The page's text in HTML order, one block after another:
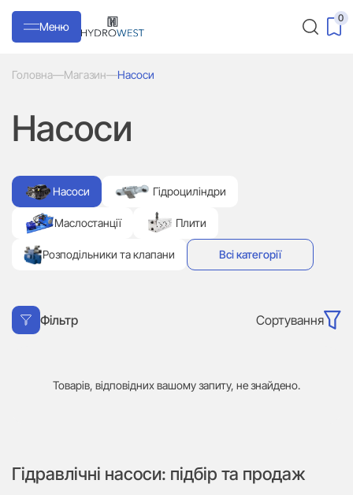
Меню
0
Головна—Магазин—Насоси
Насоси
Гідроциліндри
Маслостанції
Насоси
Плити
Розподільники та клапани Всі категорії
Фільтр Сортування
Товарів, відповідних вашому запиту, не знайдено.
Гідравлічні насоси: підбір та продаж